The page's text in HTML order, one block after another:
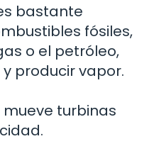
bastante
fósiles,
o el petróleo,
producir vapor.
mueve turbinas